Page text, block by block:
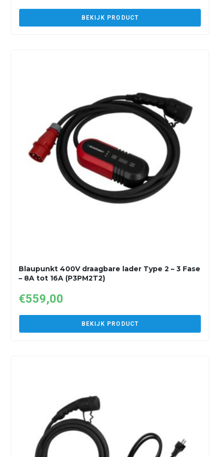
BEKIJK PRODUCT
Blaupunkt 400V draagbare lader Type 2 – 3 Fase
– 8A tot 16A (P3PM2T2)
€559,00
BEKIJK PRODUCT